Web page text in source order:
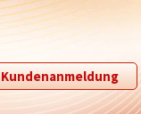
Kundenanmeldung